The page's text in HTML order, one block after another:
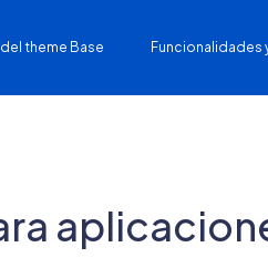
theme Base Funcionalidades